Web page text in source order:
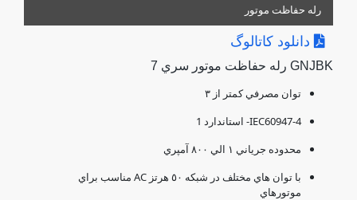
رله حفاظت موتور
دانلود کاتالوگ
GNJBK رله حفاظت موتور سري 7
توان مصرفي كمتر از ٣
IEC60947-4- استاندارد 1
محدوده جرياني ١ الي ٨٠٠ آمپري
با توان هاي مختلف در شبكه ٥٠ هرتز AC مناسب براي
موتورهاي